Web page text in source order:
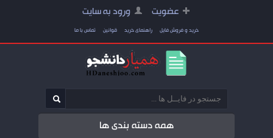
عضویت ورود به سایت
خرید و فروش فایل راهنمای خرید قوانین تماس با ما
همه دسته بندی ها